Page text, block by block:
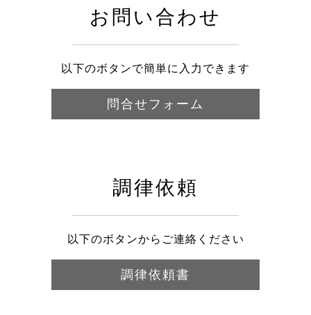
お問い合わせ
以下のボタンで簡単に入力できます
問合せフォーム
調律依頼
以下のボタンからご連絡ください
調律依頼書